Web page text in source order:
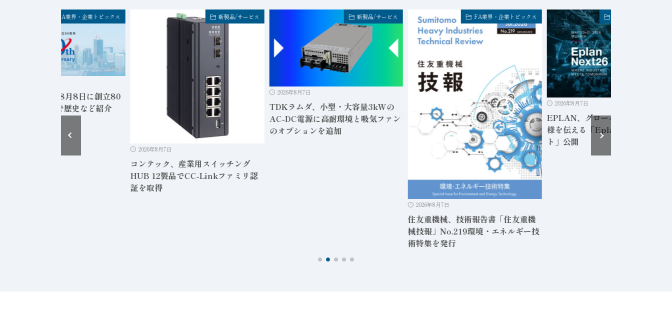
FA業界・企業トピックス
電機、2026年8月8日に創立80
特設サイトで歴史など紹介
新製品/サービス
2026年8月7日
コンテック、産業用スイッチング
HUB 12製品でCC-Linkファミリ認
証を取得
新製品/サービス
2026年8月7日
TDKラムダ、小型・大容量3kWの
AC-DC電源に高耐環境と吸気ファン
のオプションを追加
FA業界・企業トピックス
2026年8月7日
住友重機械、技術報告書「住友重機
械技報」No.219環境・エネルギー技
術特集を発行
2026年8月7日
EPLAN、グローバルイベントの
様を伝える「Eplan Next26 レポ
ト」公開